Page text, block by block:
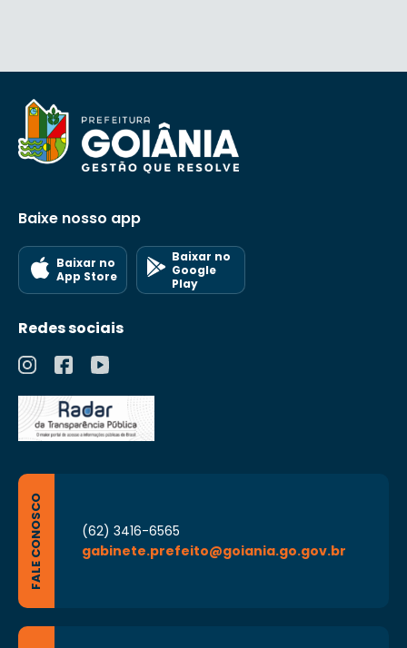
Baixe nosso app
Baixar no
App Store
Baixar no
Google
Play
Redes sociais
FALE CONOSCO
(62) 3416-6565
gabinete.prefeito@goiania.go.gov.br